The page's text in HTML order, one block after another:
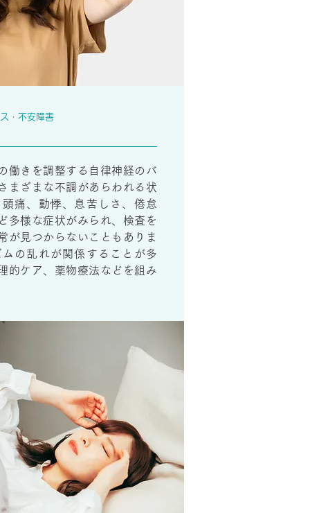
・不安障害
働きを調整する自律神経のバ
まざまな不調があらわれる状
痛、動悸、息苦しさ、倦怠
多様な症状がみられ、検査を
が見つからないこともありま
の乱れが関係することが多
的ケア、薬物療法などを組み